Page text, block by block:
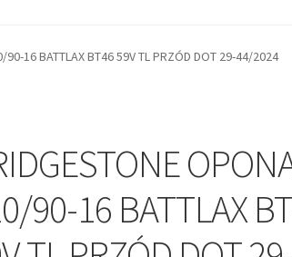
90-16 BATTLAX BT46 59V TL PRZÓD DOT 29-44/2024
90-16 BATTLAX